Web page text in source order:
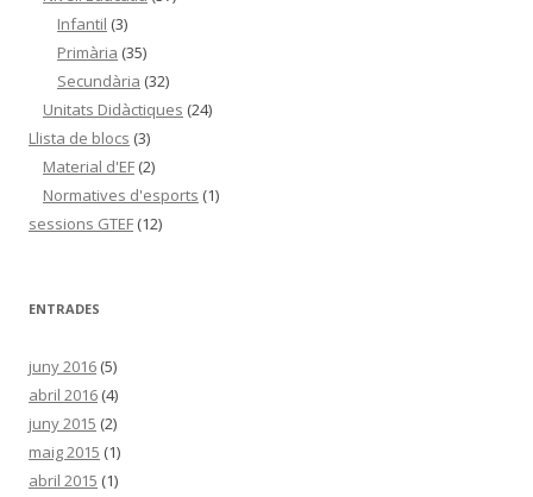
Infantil (3)
Primària (35)
Secundària (32)
Unitats Didàctiques (24)
Llista de blocs (3)
Material d'EF (2)
Normatives d'esports (1)
sessions GTEF (12)
ENTRADES
juny 2016 (5)
abril 2016 (4)
juny 2015 (2)
maig 2015 (1)
abril 2015 (1)